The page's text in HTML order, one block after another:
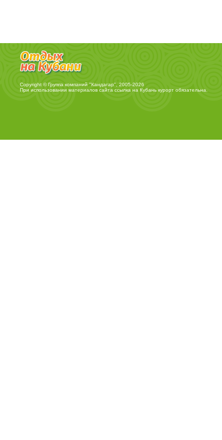
Copyright © Группа компаний "Кандагар", 2005-2026
При использовании материалов сайта ссылка на Кубань курортобязательна.